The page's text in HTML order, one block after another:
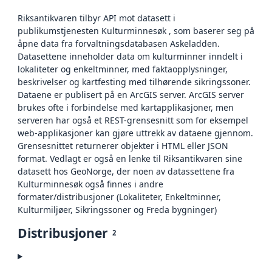
Riksantikvaren tilbyr API mot datasett i
publikumstjenesten Kulturminnesøk , som baserer seg på
åpne data fra forvaltningsdatabasen Askeladden.
Datasettene inneholder data om kulturminner inndelt i
lokaliteter og enkeltminner, med faktaopplysninger,
beskrivelser og kartfesting med tilhørende sikringssoner.
Dataene er publisert på en ArcGIS server. ArcGIS server
brukes ofte i forbindelse med kartapplikasjoner, men
serveren har også et REST-grensesnitt som for eksempel
web-applikasjoner kan gjøre uttrekk av dataene gjennom.
Grensesnittet returnerer objekter i HTML eller JSON
format. Vedlagt er også en lenke til Riksantikvaren sine
datasett hos GeoNorge, der noen av datassettene fra
Kulturminnesøk også finnes i andre
formater/distribusjoner (Lokaliteter, Enkeltminner,
Kulturmiljøer, Sikringssoner og Freda bygninger)
Distribusjoner 2